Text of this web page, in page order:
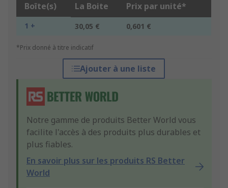
Boîte(s) La Boite Prix par unité*
1 + 30,05 € 0,601 €
*Prix donné à titre indicatif
Ajouter à une liste
Notre gamme de produits Better World vous
facilite l'accès à des produits plus durables et
plus fiables.
En savoir plus sur les produits RS Better
World